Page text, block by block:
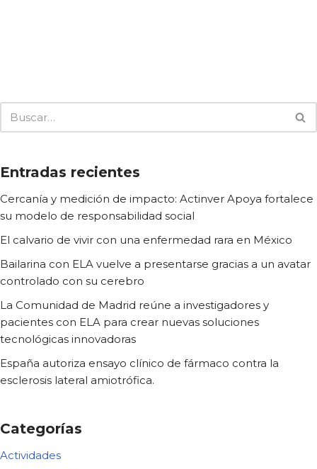
Entradas recientes
Cercanía y medición de impacto: Actinver Apoya fortalece
su modelo de responsabilidad social
El calvario de vivir con una enfermedad rara en México
Bailarina con ELA vuelve a presentarse gracias a un avatar
controlado con su cerebro
La Comunidad de Madrid reúne a investigadores y
pacientes con ELA para crear nuevas soluciones
tecnológicas innovadoras
España autoriza ensayo clínico de fármaco contra la
esclerosis lateral amiotrófica.
Categorías
Actividades